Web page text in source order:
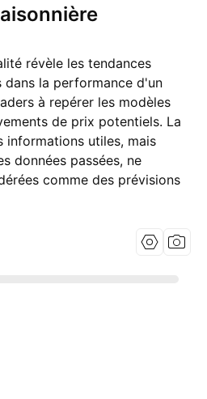
révèle les tendances
dans la performance d'un
à repérer les modèles
de prix potentiels. La
informations utiles, mais
données passées, ne
comme des prévisions